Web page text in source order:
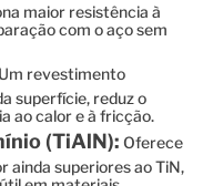
maior resistência à
com o aço sem
Um revestimento
superfície, reduz o
ao calor e à fricção.
(TiAlN): Oferece
ainda superiores ao TiN,